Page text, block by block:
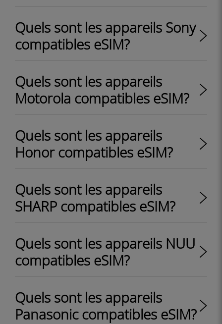
Quels sont les appareils Sony
compatibles eSIM?
Quels sont les appareils
Motorola compatibles eSIM?
Quels sont les appareils
Honor compatibles eSIM?
Quels sont les appareils
SHARP compatibles eSIM?
Quels sont les appareils NUU
compatibles eSIM?
Quels sont les appareils
Panasonic compatibles eSIM?